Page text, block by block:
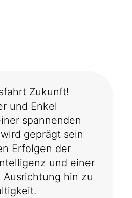
Zukunft!
und Enkel
spannenden
geprägt sein
Erfolgen der
und einer
hin zu